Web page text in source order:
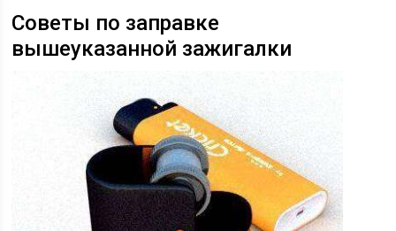
Советы по заправке
вышеуказанной зажигалки